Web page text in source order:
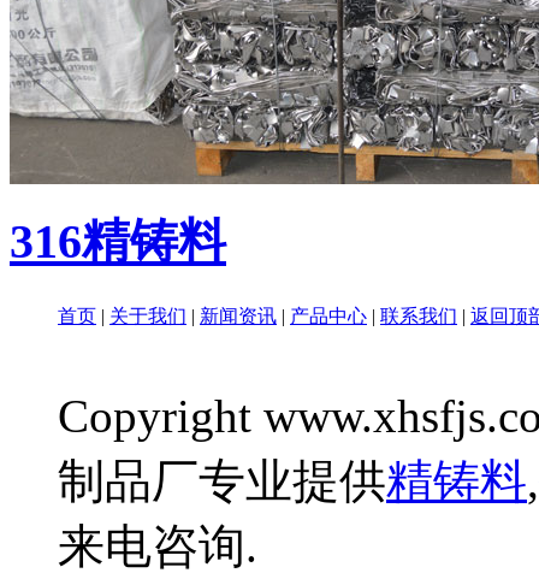
316精铸料
首页 | 关于我们 | 新闻资讯 | 产品中心 | 联系我们 | 返回顶
Copyright
制品厂专业提供精铸料,
来电咨询.